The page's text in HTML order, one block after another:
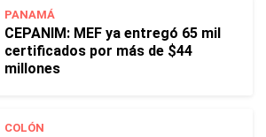
PANAMÁ
CEPANIM: MEF ya entregó 65 mil
certificados por más de $44
millones
COLÓN